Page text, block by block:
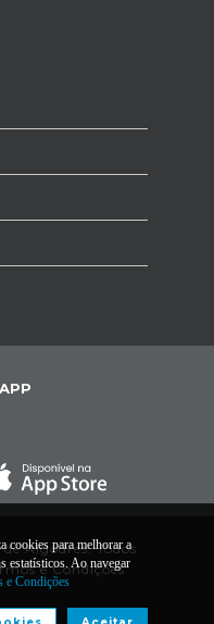
Algodres. Todos
e Condições
cookies para melhorar a
estatísticos. Ao navegar
e Condições